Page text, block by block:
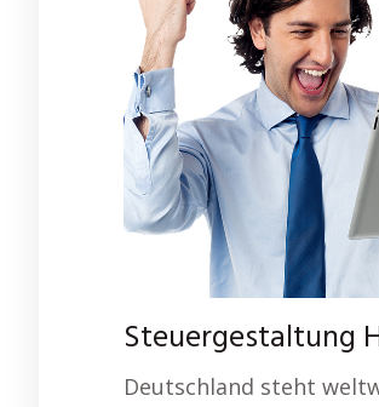
Steuergestaltung
Deutschland steht